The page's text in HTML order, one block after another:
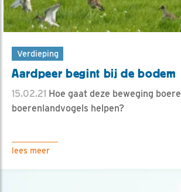
Verdieping
Aardpeer begint bij de bodem
15.02.21 Hoe gaat deze beweging
boerenlandvogels helpen?
lees meer